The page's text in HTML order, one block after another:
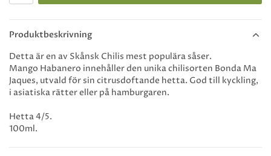
Produktbeskrivning
Detta är en av Skånsk Chilis mest populära såser.
Mango Habanero innehåller den unika chilisorten Bonda Ma
Jaques, utvald för sin citrusdoftande hetta. God till kyckling,
i asiatiska rätter eller på hamburgaren.
Hetta 4/5.
100ml.